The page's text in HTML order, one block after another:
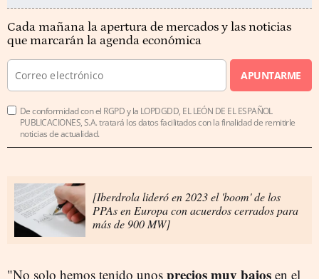
Cada mañana la apertura de mercados y las noticias
que marcarán la agenda económica
APUNTARME
De conformidad con el RGPD y la LOPDGDD, EL LEÓN DE EL ESPAÑOL
PUBLICACIONES, S.A. tratará los datos facilitados con la finalidad de remitirle
noticias de actualidad.
[Iberdrola lideró en 2023 el 'boom' de los
PPAs en Europa con acuerdos cerrados para
más de 900 MW]
"No solo hemos tenido unos precios muy bajos en el